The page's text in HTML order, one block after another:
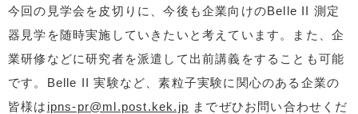
今回の見学会を皮切りに、今後も企業向けのBelle II 測定
器見学を随時実施していきたいと考えています。また、企
業研修などに研究者を派遣して出前講義をすることも可能
です。Belle II 実験など、素粒子実験に関心のある企業の
皆様は ipns-pr@ml.post.kek.jp までぜひお問い合わせくだ